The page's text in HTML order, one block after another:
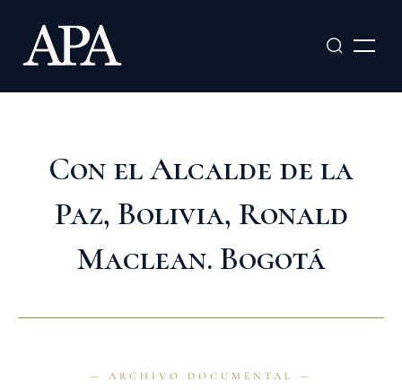
contenido
Con el Alcalde de la
Paz, Bolivia, Ronald
Maclean. Bogotá